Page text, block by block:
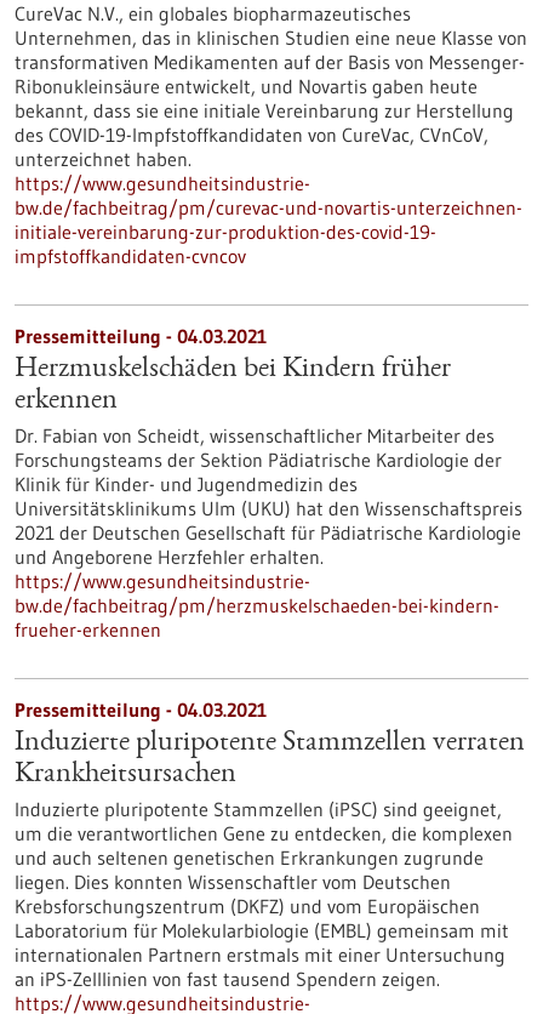
CureVac N.V., ein globales biopharmazeutisches
Unternehmen, das in klinischen Studien eine neue Klasse von
transformativen Medikamenten auf der Basis von Messenger-
Ribonukleinsäure entwickelt, und Novartis gaben heute
bekannt, dass sie eine initiale Vereinbarung zur Herstellung
des COVID-19-Impfstoffkandidaten von CureVac, CVnCoV,
unterzeichnet haben.
https://www.gesundheitsindustrie-
bw.de/fachbeitrag/pm/curevac-und-novartis-unterzeichnen-
initiale-vereinbarung-zur-produktion-des-covid-19-
impfstoffkandidaten-cvncov
Pressemitteilung - 04.03.2021
Herzmuskelschäden bei Kindern früher
erkennen
Dr. Fabian von Scheidt, wissenschaftlicher Mitarbeiter des
Forschungsteams der Sektion Pädiatrische Kardiologie der
Klinik für Kinder- und Jugendmedizin des
Universitätsklinikums Ulm (UKU) hat den Wissenschaftspreis
2021 der Deutschen Gesellschaft für Pädiatrische Kardiologie
und Angeborene Herzfehler erhalten.
https://www.gesundheitsindustrie-
bw.de/fachbeitrag/pm/herzmuskelschaeden-bei-kindern-
frueher-erkennen
Pressemitteilung - 04.03.2021
Induzierte pluripotente Stammzellen verraten
Krankheitsursachen
Induzierte pluripotente Stammzellen (iPSC) sind geeignet,
um die verantwortlichen Gene zu entdecken, die komplexen
und auch seltenen genetischen Erkrankungen zugrunde
liegen. Dies konnten Wissenschaftler vom Deutschen
Krebsforschungszentrum (DKFZ) und vom Europäischen
Laboratorium für Molekularbiologie (EMBL) gemeinsam mit
internationalen Partnern erstmals mit einer Untersuchung
an iPS-Zelllinien von fast tausend Spendern zeigen.
https://www.gesundheitsindustrie-